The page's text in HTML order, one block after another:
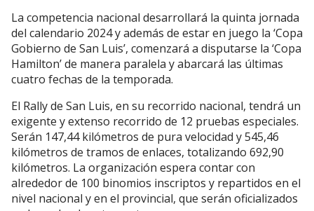
La competencia nacional desarrollará la quinta jornada
del calendario 2024 y además de estar en juego la ‘Copa
Gobierno de San Luis’, comenzará a disputarse la ‘Copa
Hamilton’ de manera paralela y abarcará las últimas
cuatro fechas de la temporada.
El Rally de San Luis, en su recorrido nacional, tendrá un
exigente y extenso recorrido de 12 pruebas especiales.
Serán 147,44 kilómetros de pura velocidad y 545,46
kilómetros de tramos de enlaces, totalizando 692,90
kilómetros. La organización espera contar con
alrededor de 100 binomios inscriptos y repartidos en el
nivel nacional y en el provincial, que serán oficializados